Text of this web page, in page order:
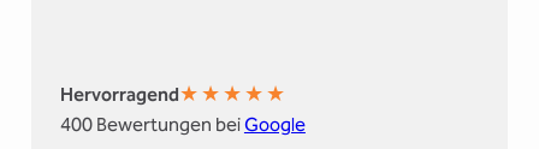
Hervorragend★★★★★
400 Bewertungen beiGoogle